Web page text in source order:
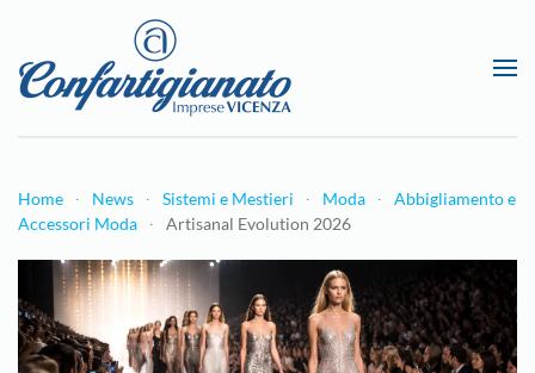
Passa al contenuto principale
Home News Sistemi e Mestieri Moda
Abbigliamento e
Accessori Moda
Artisanal Evolution 2026